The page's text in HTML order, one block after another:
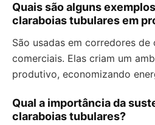
Quais são alguns
claraboias tubulares em
São usadas em corredores de
comerciais. Elas criam um
produtivo, economizando
Qual a importância da
claraboias tubulares?